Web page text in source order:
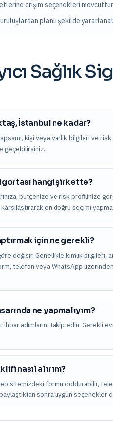
erişim seçenekleri mevcuttur.
planlı şekilde
Sağlık
İstanbul ne kadar?
kişi veya varlık bilgileri ve
geçebilirsiniz.
hangi şirkette?
bütçenize ve risk profilinize
en doğru seçimi
için ne gerekli?
değişir. Genellikle kimlik bilgileri,
telefon veya WhatsApp
ne yapmalıyım?
adımlarını takip edin. Gerekli
nasıl alırım?
sitemizdeki formu doldurabilir,
sonra uygun seçenekler